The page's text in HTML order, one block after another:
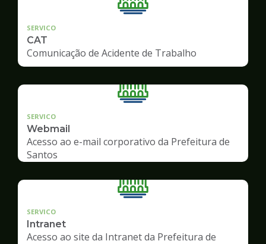
SERVICO
CAT
Comunicação de Acidente de Trabalho
SERVICO
Webmail
Acesso ao e-mail corporativo da Prefeitura de
Santos
SERVICO
Intranet
Acesso ao site da Intranet da Prefeitura de